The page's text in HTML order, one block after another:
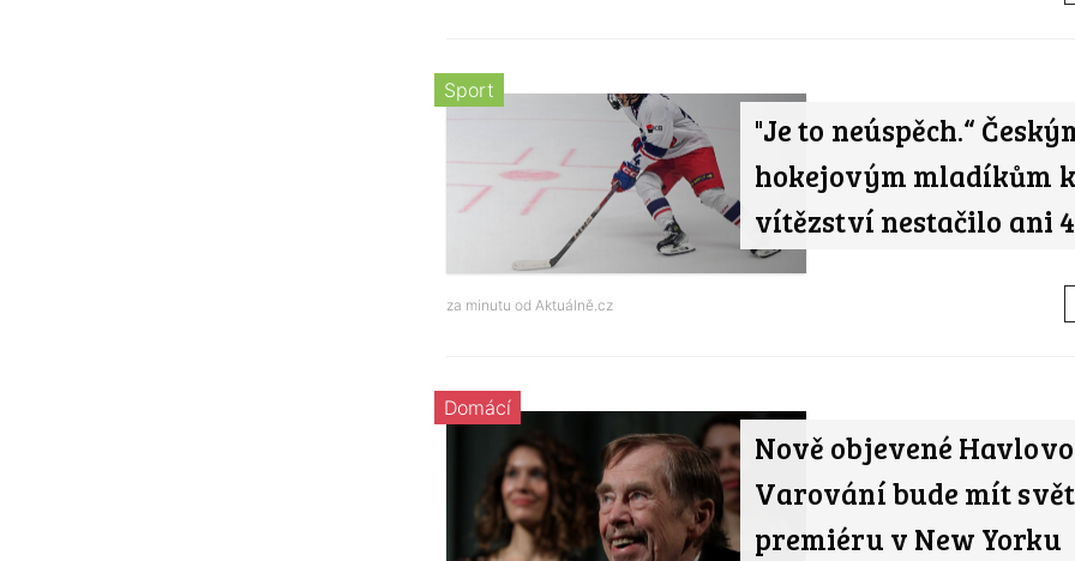
"Je to neúspěch.“
hokejovým mladíkům k
vítězství nestačilo ani
Sport
za minutu od Aktuálně.cz
Nově objevené
Varování bude mít
premiéru v New Yorku
Domácí